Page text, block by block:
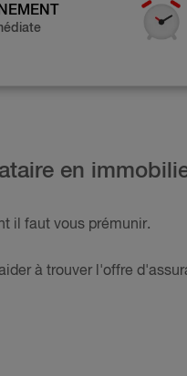
en
il faut vous prémunir.
à trouver l'offre